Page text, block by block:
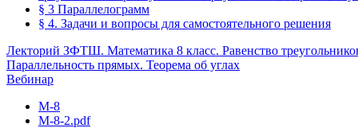
§ 3 Параллелограмм
§ 4. Задачи и вопросы для самостоятельного решения
Лекторий ЗФТШ. Математика 8 класс. Равенство
Параллельность прямых. Теорема об углах
Вебинар
М-8
М-8-2.pdf